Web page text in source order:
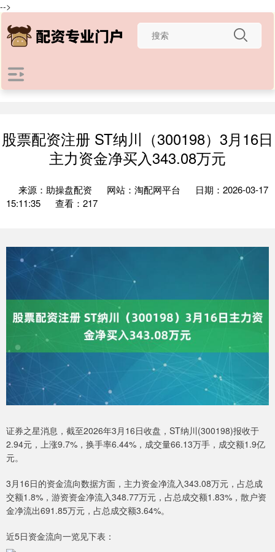
-->
股票配资注册 ST纳川（300198）3月16日
主力资金净买入343.08万元
来源：助操盘配资 网站：淘配网平台
日期：2026-03-17
15:11:35
查看：217
证券之星消息，截至2026年3月16日收盘，ST纳川(300198)报收于
2.94元，上涨9.7%，换手率6.44%，成交量66.13万手，成交额1.9亿
元。
3月16日的资金流向数据方面，主力资金净流入343.08万元，占总成
交额1.8%，游资资金净流入348.77万元，占总成交额1.83%，散户资
金净流出691.85万元，占总成交额3.64%。
近5日资金流向一览见下表：